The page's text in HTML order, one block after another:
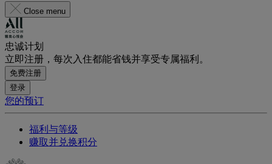
Close menu
忠诚计划
立即注册，每次入住都能省钱并享受专属福利。
免费注册
登录
您的预订
福利与等级
赚取并兑换积分